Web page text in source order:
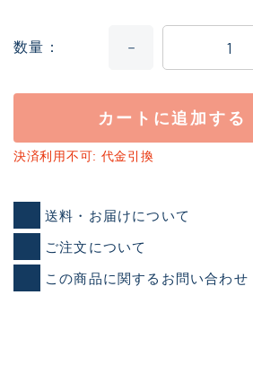
数量
カートに追加する
決済利用不可: 代金引換
送料・お届けについて
ご注文について
この商品に関するお問い合わせ